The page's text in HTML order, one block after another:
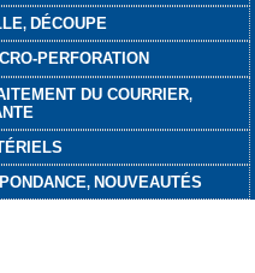
, DÉCOUPE
PERFORATION
DU COURRIER,
, NOUVEAUTÉS